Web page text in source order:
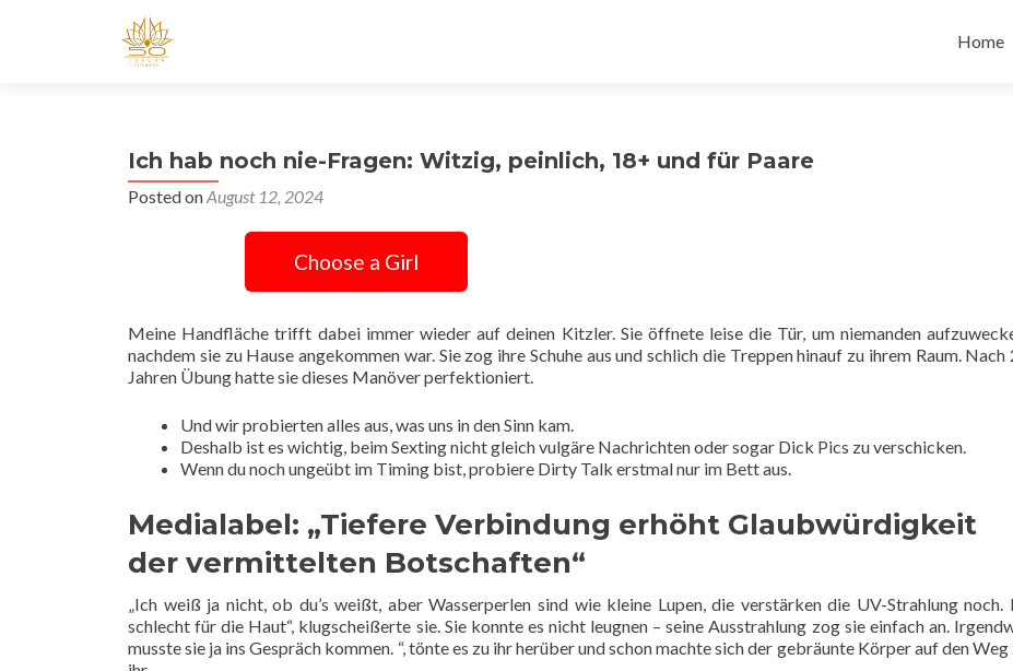
to
Home
Ich hab noch nie-Fragen: Witzig, peinlich, 18+ und für Paare
Posted onAugust 12, 2024
Choose a Girl
Meine Handfläche trifft dabei immer wieder auf deinen Kitzler. Sie öffnete leise die Tür, um niemanden
nachdem sie zu Hause angekommen war. Sie zog ihre Schuhe aus und schlich die Treppen hinauf zu ihrem Raum. Nach
Jahren Übung hatte sie dieses Manöver perfektioniert.
Und wir probierten alles aus, was uns in den Sinn kam.
Deshalb ist es wichtig, beim Sexting nicht gleich vulgäre Nachrichten oder sogar Dick Pics zu verschicken.
Wenn du noch ungeübt im Timing bist, probiere Dirty Talk erstmal nur im Bett aus.
Medialabel: „Tiefere Verbindung erhöht Glaubwürdigkeit
der vermittelten Botschaften“
„Ich weiß ja nicht, ob du’s weißt, aber Wasserperlen sind wie kleine Lupen, die verstärken die UV-Strahlung noch.
schlecht für die Haut“, klugscheißerte sie. Sie konnte es nicht leugnen – seine Ausstrahlung zog sie einfach an.
musste sie ja ins Gespräch kommen. “, tönte es zu ihr herüber und schon machte sich der gebräunte Körper auf den Weg